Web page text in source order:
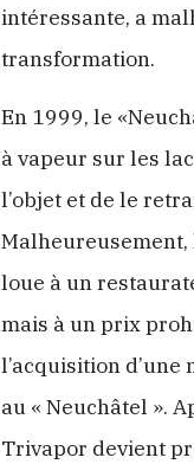
intéressante, a
transformation.
En 1999, le
à vapeur sur les
l’objet et de le
loue à un
mais à un prix
l’acquisition
au « Neuchâtel ».
Trivapor devient